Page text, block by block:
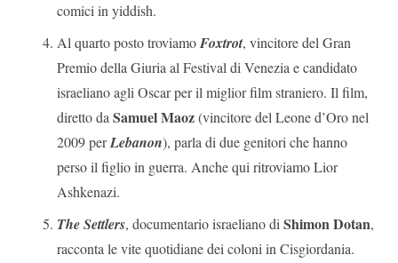
comici in yiddish.
Al quarto posto troviamoFoxtrot, vincitore del Gran
Premio della Giuria al Festival di Venezia e candidato
israeliano agli Oscar per il miglior film straniero. Il film,
diretto daSamuel Maoz(vincitore del Leone d’Oro nel
2009 perLebanon), parla di due genitori che hanno
perso il figlio in guerra. Anche qui ritroviamo Lior
Ashkenazi.
The Settlers, documentario israeliano diShimon Dotan,
racconta le vite quotidiane dei coloni in Cisgiordania.